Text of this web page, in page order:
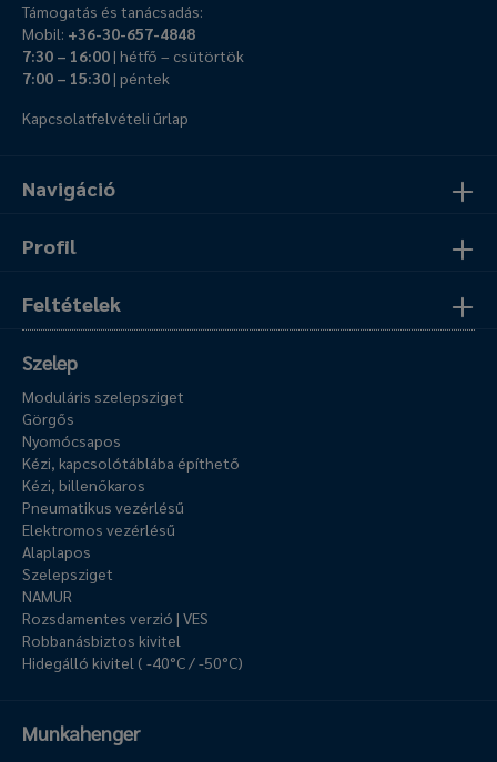
Navigáció
Profil
Feltételek
Támogatás és tanácsadás:
Mobil: +36-30-657-4848
7:30 – 16:00| hétfő – csütörtök
7:00 – 15:30| péntek
Kapcsolatfelvételi űrlap
Szelep
Moduláris szelepsziget
Görgős
Nyomócsapos
Kézi, kapcsolótáblába építhető
Kézi, billenőkaros
Pneumatikus vezérlésű
Elektromos vezérlésű
Alaplapos
Szelepsziget
NAMUR
Rozsdamentes verzió | VES
Robbanásbiztos kivitel
Hidegálló kivitel ( -40°C / -50°C)
Munkahenger